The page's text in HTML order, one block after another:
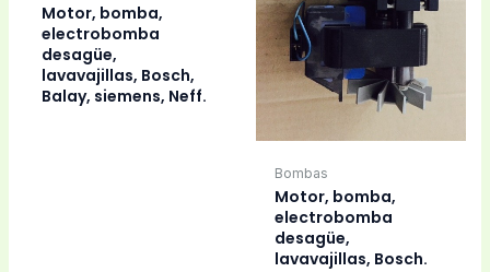
Motor, bomba,
electrobomba
desagüe,
lavavajillas, Bosch,
Balay, siemens, Neff.
Bombas
Motor, bomba,
electrobomba
desagüe,
lavavajillas, Bosch.